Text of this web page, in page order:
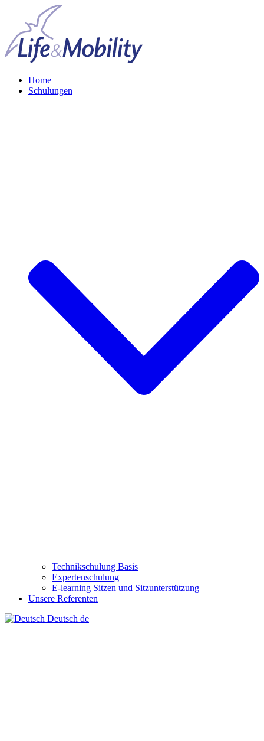
Home
Schulungen
Technikschulung Basis
Expertenschulung
E-learning Sitzen und Sitzunterstützung
Unsere Referenten
Deutsch de